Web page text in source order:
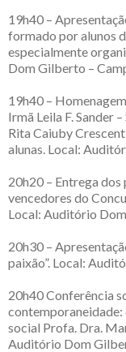
19h40 –
formado por alunos
especialmente
Dom Gilberto –
19h40 –
Irmã Leila F. Sander
Rita Caiuby
alunas. Local:
20h20 – Entrega dos
vencedores do
Local: Auditório
20h30 –
paixão”. Local:
20h40 Conferência
contemporaneidade:
social Profa. Dra.
Auditório Dom